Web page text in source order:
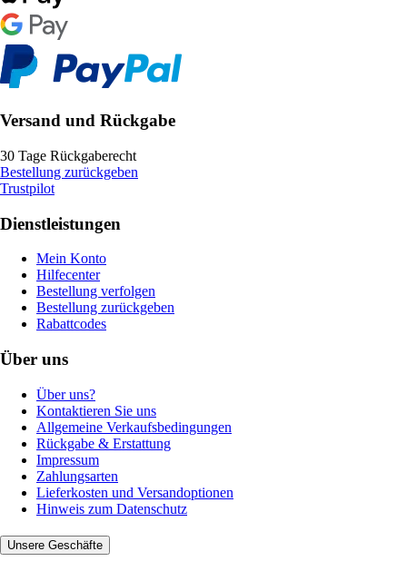
Versand und Rückgabe
30 Tage Rückgaberecht
Bestellung zurückgeben
Trustpilot
Dienstleistungen
Mein Konto
Hilfecenter
Bestellung verfolgen
Bestellung zurückgeben
Rabattcodes
Über uns
Über uns?
Kontaktieren Sie uns
Allgemeine Verkaufsbedingungen
Rückgabe & Erstattung
Impressum
Zahlungsarten
Lieferkosten und Versandoptionen
Hinweis zum Datenschutz
Unsere Geschäfte